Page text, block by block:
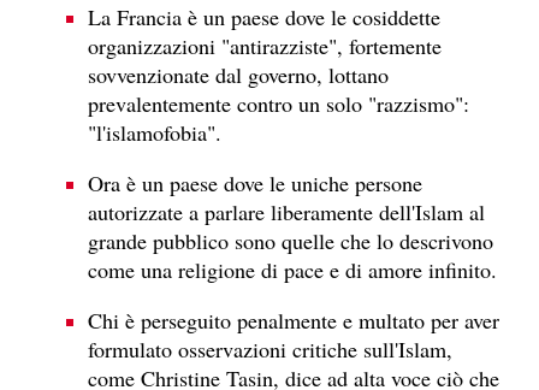
La Francia è un paese dove le cosiddette
organizzazioni "antirazziste", fortemente
sovvenzionate dal governo, lottano
prevalentemente contro un solo "razzismo":
"l'islamofobia".
Ora è un paese dove le uniche persone
autorizzate a parlare liberamente dell'Islam al
grande pubblico sono quelle che lo descrivono
come una religione di pace e di amore infinito.
Chi è perseguito penalmente e multato per aver
formulato osservazioni critiche sull'Islam,
come Christine Tasin, dice ad alta voce ciò che